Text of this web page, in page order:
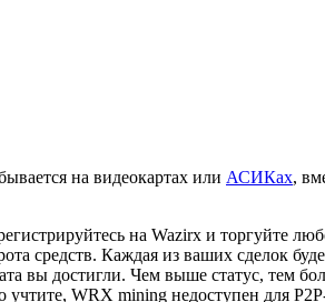
на видеокартах или АСИКах,
на Wazirx и торгуйте
средств. Каждая из ваших сделок
вы достигли. Чем выше статус, тем
учтите, WRX mining недоступен для